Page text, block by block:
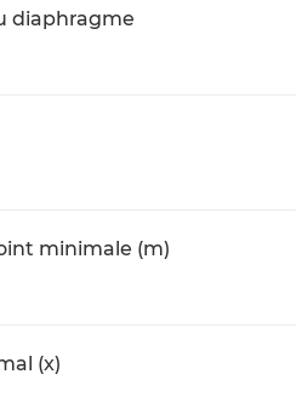
diaphragme
minimale (m)
(x)